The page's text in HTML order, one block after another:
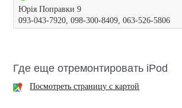
Юрія Поправки 9
093-043-7920, 098-300-8409, 063-526-5806
Где еще отремонтировать iPod
Посмотреть страницу с картой